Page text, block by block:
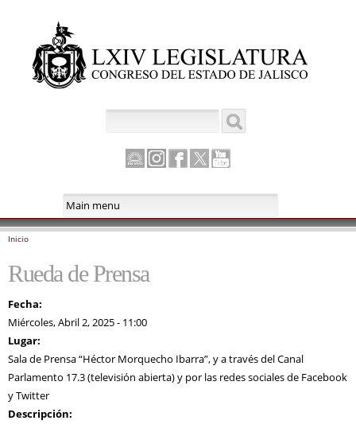
principal
Canal
Instagram
Facebook
Twitter
Inicio
Rueda de Prensa
Fecha:
Miércoles, Abril 2, 2025 - 11:00
Lugar:
Sala de Prensa “Héctor Morquecho Ibarra”, y a través del Canal
Parlamento 17.3 (televisión abierta) y por las redes sociales de Facebook
y Twitter
Descripción: